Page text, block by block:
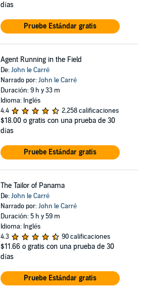
días
Pruebe Estándar gratis
Agent Running in the Field
De:John le Carré
Narrado por:John le Carré
Duración: 9 h y 33 m
Idioma: Inglés
4.4
2,258 calificaciones
$18.00 o gratis con una prueba de 30
días
Pruebe Estándar gratis
The Tailor of Panama
De:John le Carré
Narrado por:John le Carré
Duración: 5 h y 59 m
Idioma: Inglés
4.3
90 calificaciones
$11.66 o gratis con una prueba de 30
días
Pruebe Estándar gratis